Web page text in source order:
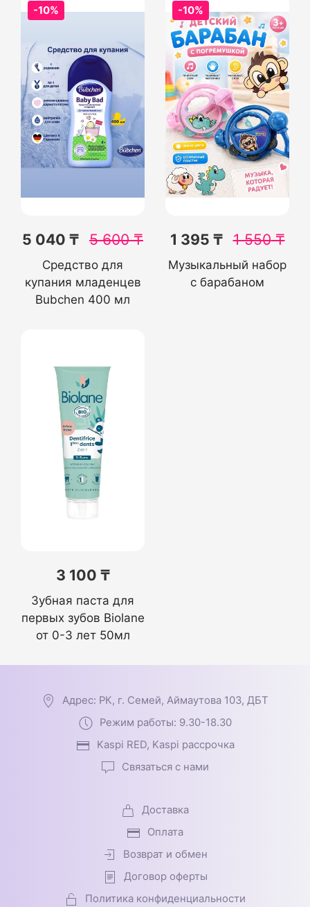
-10%
5 040 ₸ 5 600₸
Средство для
купания младенцев
Bubchen 400 мл
-10%
1 395 ₸ 1 550₸
Музыкальный набор
с барабаном
3 100 ₸
Зубная паста для
первых зубов Biolane
от 0-3 лет 50мл
Адрес: РК, г. Семей, Аймаутова 103, ДБТ
Режим работы: 9.30-18.30
Kaspi RED, Kaspi рассрочка
Связаться с нами
Доставка
Оплата
Возврат и обмен
Договор оферты
Политика конфиденциальности